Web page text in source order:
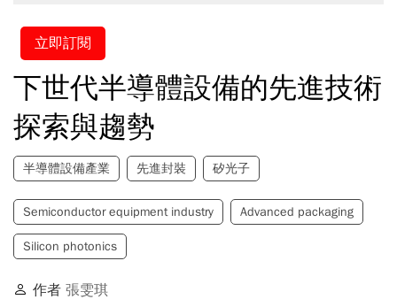
立即訂閱
下世代半導體設備的先進技術
探索與趨勢
半導體設備產業 先進封裝 矽光子
Semiconductor equipment industry Advanced packaging
Silicon photonics
作者 張雯琪